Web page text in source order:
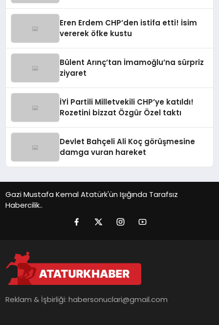
Eren Erdem CHP’den istifa etti! İsim
vererek öfke kustu
Bülent Arınç’tan İmamoğlu’na sürpriz
ziyaret
İYİ Partili Milletvekili CHP’ye katıldı!
Rozetini bizzat Özgür Özel taktı
Devlet Bahçeli Ali Koç görüşmesine
damga vuran hareket
Gazi Mustafa Kemal Atatürk'ün Işığında Tarafsız
Habercilik..
Reklam & İşbirliği:habersonuclari@gmail.com